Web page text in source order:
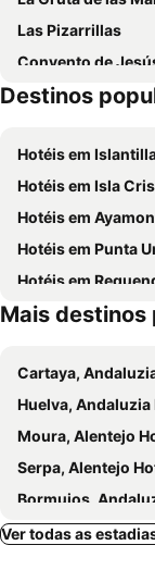
Hotel Sierra de
El Aceitón
Las Pizarrillas
Convento de Jesús
Romería de Santa
Iglesia Parroquial de San
Destinos
Hotéis em
Hotéis em Isla
Hotéis em
Hotéis em Punta
Hotéis em Reguengos
Mais destinos
Cartaya,
Huelva, Andaluzia
Moura, Alentejo
Serpa, Alentejo
Bormujos,
San Juan de Aznalfarache,
Ver todas as